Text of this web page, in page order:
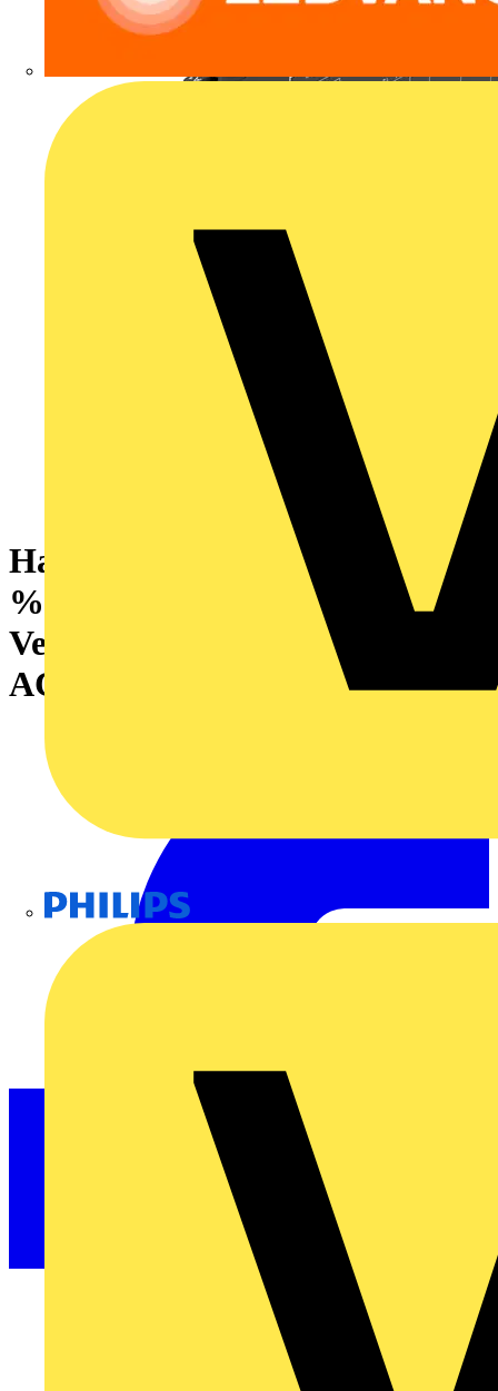
Halbleiterrelais, 5 V DC ±20
%, Freilaufdiode,
Verpolungsschutz, 24...240 V
AC, 1 A, PUSH IN